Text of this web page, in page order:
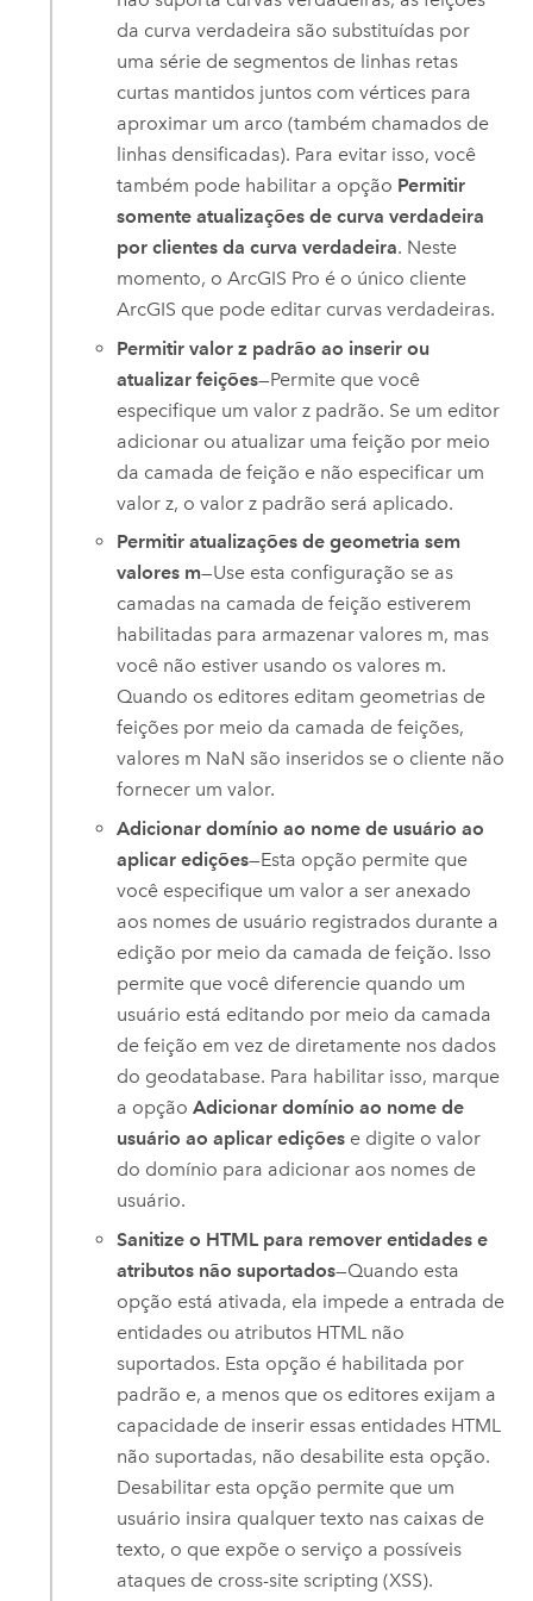
da curva verdadeira são substituídas por
uma série de segmentos de linhas retas
curtas mantidos juntos com vértices para
aproximar um arco (também chamados de
linhas densificadas). Para evitar isso, você
também pode habilitar a opção Permitir
somente atualizações de curva verdadeira
por clientes da curva verdadeira. Neste
momento, oArcGIS Pro é o único cliente
ArcGIS que pode editar curvas verdadeiras.
Permitir valor z padrão ao inserir ou
atualizar feições—Permite que você
especifique um valor z padrão. Se um editor
adicionar ou atualizar uma feição por meio
da camada de feição e não especificar um
valor z, o valor z padrão será aplicado.
Permitir atualizações de geometria sem
valores m—Use esta configuração se as
camadas na camada de feição estiverem
habilitadas para armazenar valores m, mas
você não estiver usando os valores m.
Quando os editores editam geometrias de
feições por meio da camada de feições,
valores m NaN são inseridos se o cliente não
fornecer um valor.
Adicionar domínio ao nome de usuário ao
aplicar edições—Esta opção permite que
você especifique um valor a ser anexado
aos nomes de usuário registrados durante a
edição por meio da camada de feição. Isso
permite que você diferencie quando um
usuário está editando por meio da camada
de feição em vez de diretamente nos dados
do geodatabase. Para habilitar isso, marque
a opçãoAdicionar domínio ao nome de
usuário ao aplicar edições e digite o valor
do domínio para adicionar aos nomes de
usuário.
Sanitize o HTML para remover entidades e
atributos não suportados—Quando esta
opção está ativada, ela impede a entrada de
entidades ou atributos HTML não
suportados. Esta opção é habilitada por
padrão e, a menos que os editores exijam a
capacidade de inserir essas entidades HTML
não suportadas, não desabilite esta opção.
Desabilitar esta opção permite que um
usuário insira qualquer texto nas caixas de
texto, o que expõe o serviço a possíveis
ataques de cross-site scripting (XSS).